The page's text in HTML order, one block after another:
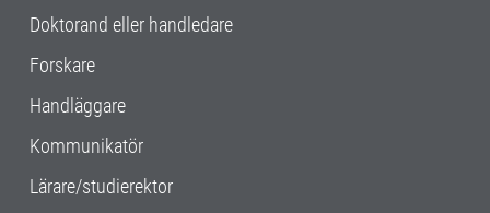
Doktorand eller handledare
Forskare
Handläggare
Kommunikatör
Lärare/studierektor